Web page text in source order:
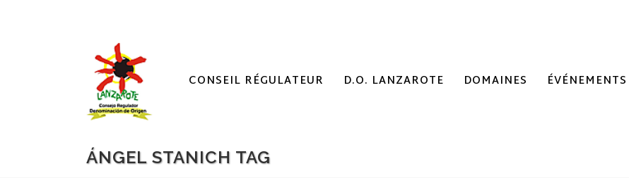
CONSEIL RÉGULATEUR D.O. LANZAROTE DOMAINES ÉVÉNEMENTS
ÁNGEL STANICH TAG